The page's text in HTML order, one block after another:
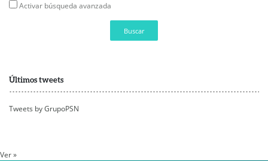
Activar búsqueda avanzada
Buscar
Últimos tweets
Tweets by GrupoPSN
Ver »